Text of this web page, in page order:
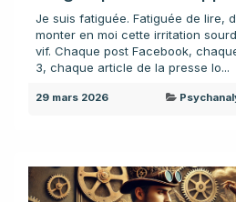
Je suis fatiguée. Fatiguée de lire,
monter en moi cette irritation
vif. Chaque post Facebook,
3, chaque article de la presse lo...
29 mars 2026